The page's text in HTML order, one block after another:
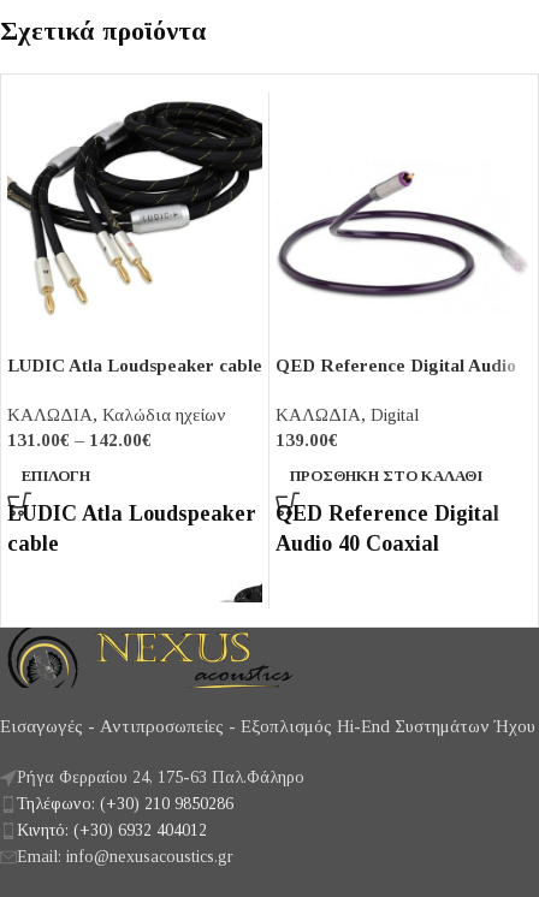
Σχετικά προϊόντα
LUDIC Atla Loudspeaker cable
ΚΑΛΩΔΙΑ, Καλώδια ηχείων
131.00€ – 142.00€
ΕΠΙΛΟΓΉ
LUDIC Atla Loudspeaker
cable
QED Reference Digital Audio
ΚΑΛΩΔΙΑ, Digital
139.00€
ΠΡΟΣΘΉΚΗ ΣΤΟ ΚΑΛΆΘΙ
QED Reference Digital
Audio 40 Coaxial
Εισαγωγές - Αντιπροσωπείες - Εξοπλισμός Hi-End Συστημάτων Ήχου
Ρήγα Φερραίου 24, 175-63 Παλ.Φάληρο
Τηλέφωνο: (+30) 210 9850286
Κινητό: (+30) 6932 404012
Email: info@nexusacoustics.gr